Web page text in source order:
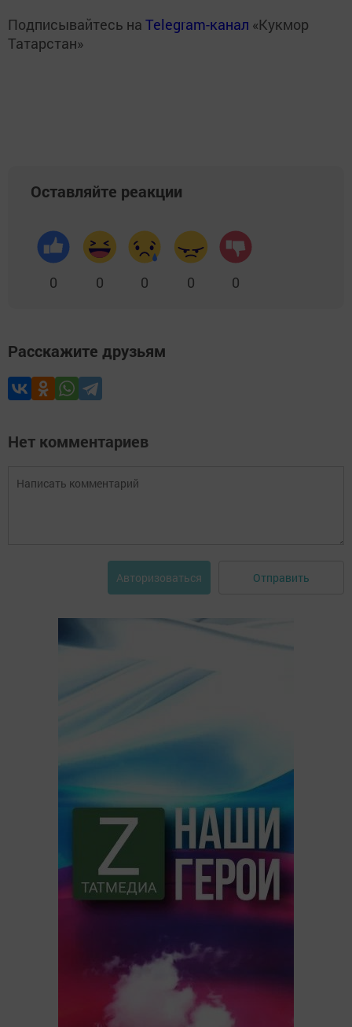
Подписывайтесь на Telegram-канал «Кукмор
Татарстан»
Оставляйте реакции
0 0 0 0 0
Расскажите друзьям
Нет комментариев
Авторизоваться Отправить